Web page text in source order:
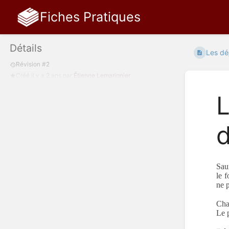
Fiches Pratiques
Détails
Révision #2
Étienne Lemarignier
Les
le
ne
Le